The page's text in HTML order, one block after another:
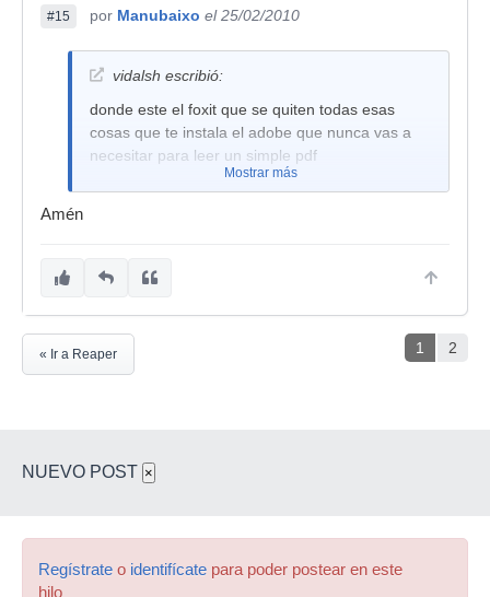
#15 por Manubaixo el 25/02/2010
vidalsh escribió:
donde este el foxit que se quiten todas esas
cosas que te instala el adobe que nunca vas a
necesitar para leer un simple pdf
Mostrar más
Amén
1 2
« Ir a Reaper
NUEVO POST ×
Regístrate o identifícate para poder postear en este
hilo